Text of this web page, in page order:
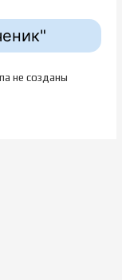
не созданы